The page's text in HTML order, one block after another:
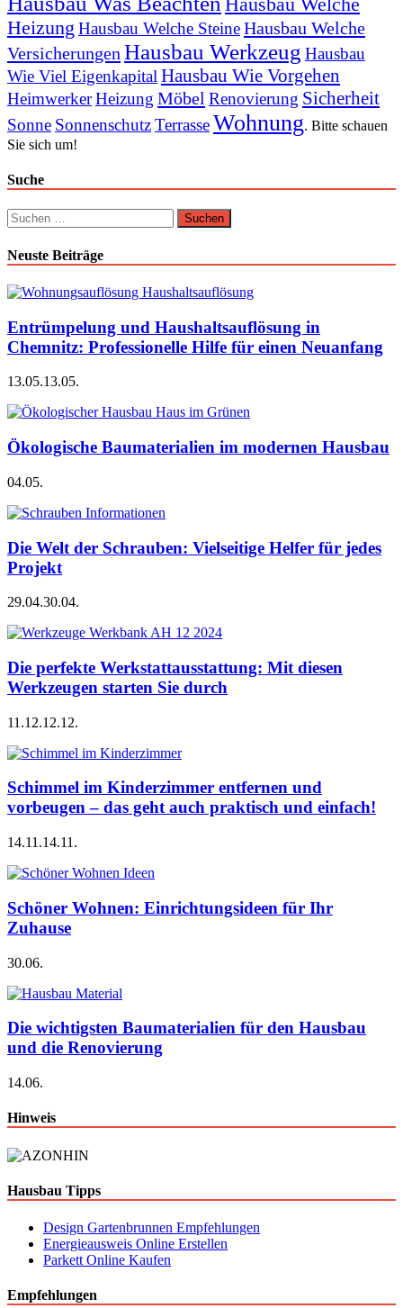
Heizung Hausbau Welche SteineHausbau Welche
Versicherungen Hausbau Werkzeug Hausbau
Wie Viel Eigenkapital Hausbau Wie Vorgehen
HeimwerkerHeizung Möbel Renovierung Sicherheit
Sonne SonnenschutzTerrasseWohnung. Bitte schauen
Sie sich um!
Suche
Suchen
nach:
Neuste Beiträge
Entrümpelung und Haushaltsauflösung in
Chemnitz: Professionelle Hilfe für einen Neuanfang
13.05.13.05.
Ökologische Baumaterialien im modernen Hausbau
04.05.
Die Welt der Schrauben: Vielseitige Helfer für jedes
Projekt
29.04.30.04.
Die perfekte Werkstattausstattung: Mit diesen
Werkzeugen starten Sie durch
11.12.12.12.
Schimmel im Kinderzimmer entfernen und
vorbeugen – das geht auch praktisch und einfach!
14.11.14.11.
Schöner Wohnen: Einrichtungsideen für Ihr
Zuhause
30.06.
Die wichtigsten Baumaterialien für den Hausbau
und die Renovierung
14.06.
Hinweis
Hausbau Tipps
Design Gartenbrunnen Empfehlungen
Energieausweis Online Erstellen
Parkett Online Kaufen
Empfehlungen